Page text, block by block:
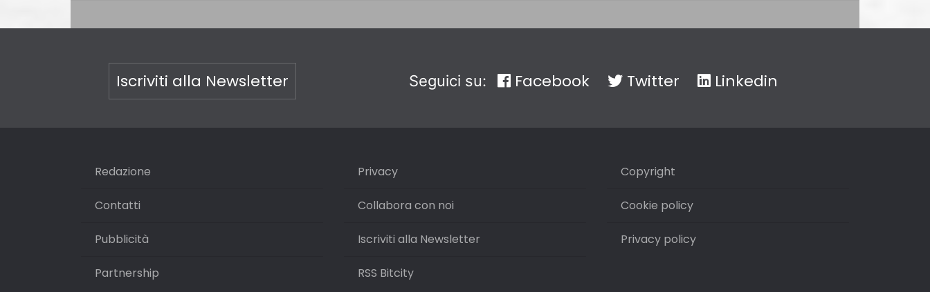
Iscriviti alla Newsletter Seguici su: Facebook Twitter Linkedin
Redazione
Contatti
Pubblicità
Partnership
Privacy
Collabora con noi
Iscriviti alla Newsletter
RSS Bitcity
Copyright
Cookie policy
Privacy policy